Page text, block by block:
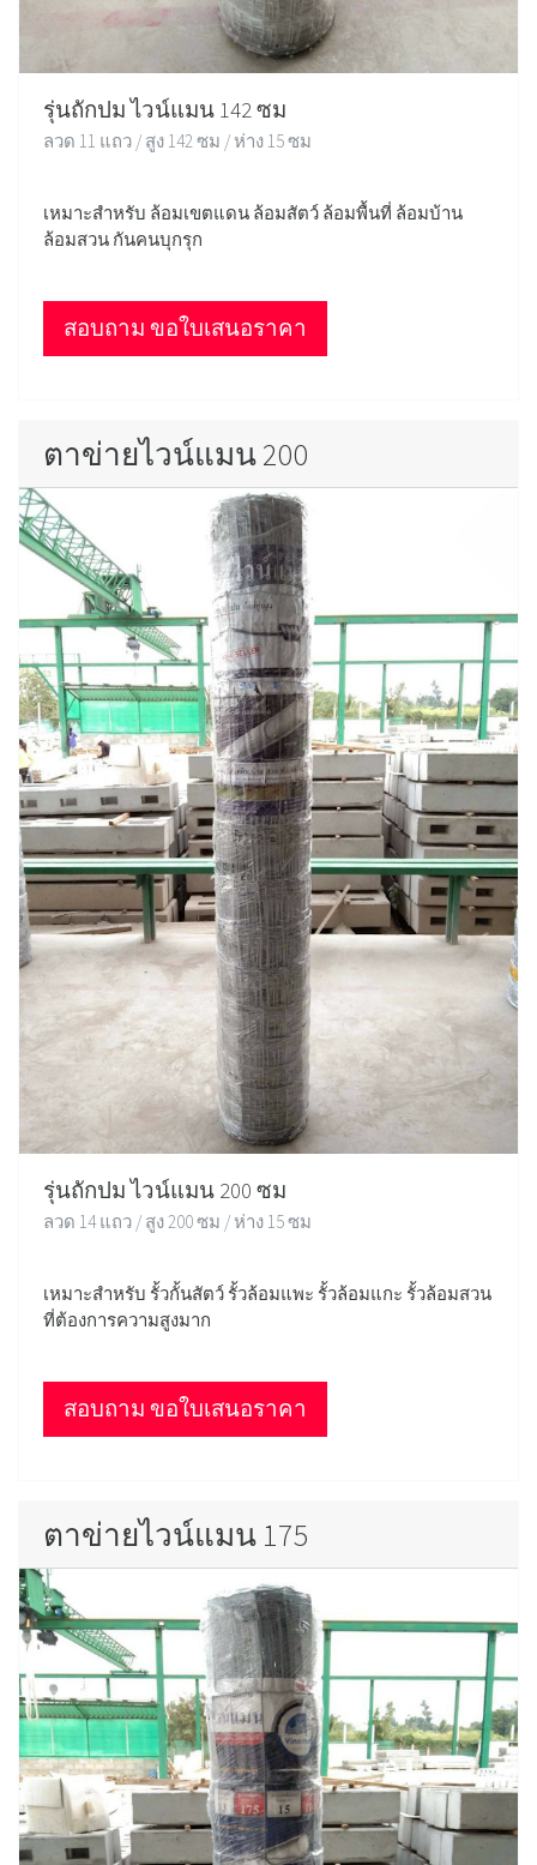
รุ่นถักปม ไวน์แมน 142 ซม
ลวด 11 แถว / สูง 142 ซม / ห่าง 15 ซม
เหมาะสำหรับ ล้อมเขตแดน ล้อมสัตว์ ล้อมพื้นที่ ล้อมบ้าน
ล้อมสวน กันคนบุกรุก
สอบถาม ขอใบเสนอราคา
ตาข่ายไวน์แมน 200
รุ่นถักปม ไวน์แมน 200 ซม
ลวด 14 แถว / สูง 200 ซม / ห่าง 15 ซม
เหมาะสำหรับ รั้วกั้นสัตว์ รั้วล้อมแพะ รั้วล้อมแกะ รั้วล้อมสวน
ที่ต้องการความสูงมาก
สอบถาม ขอใบเสนอราคา
ตาข่ายไวน์แมน 175